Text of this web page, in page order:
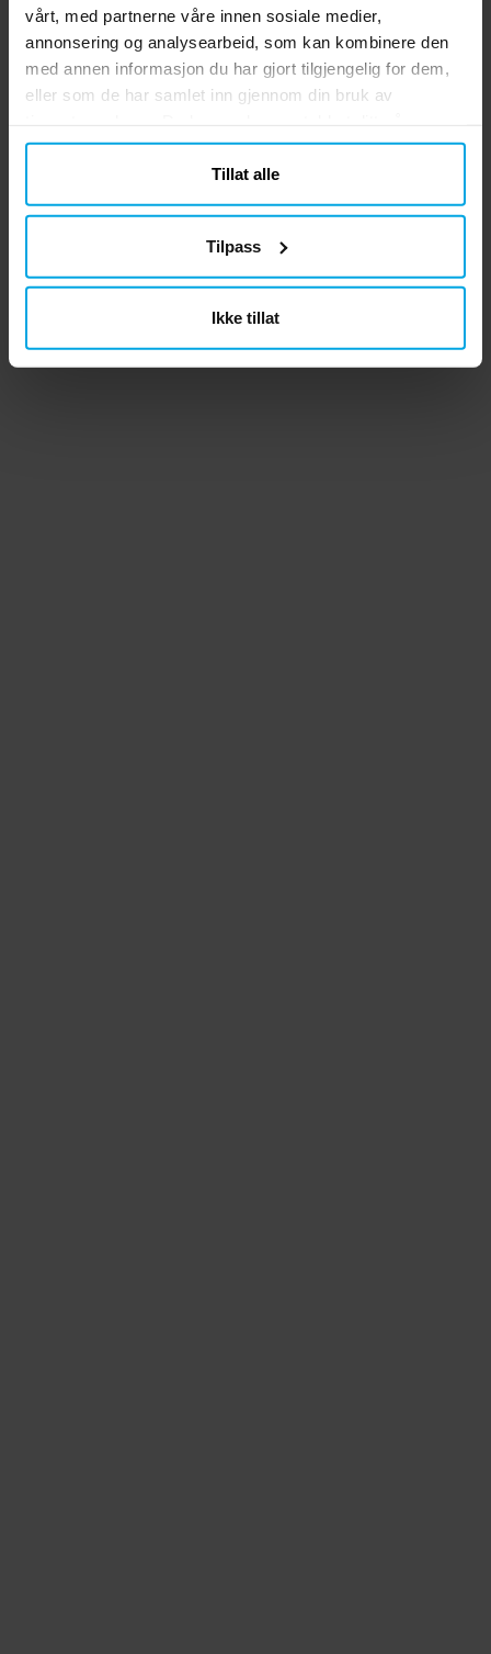
vårt, med partnerne våre innen sosiale medier,
annonsering og analysearbeid, som kan kombinere den
med annen informasjon du har gjort tilgjengelig for dem,
eller som de har samlet inn gjennom din bruk av
helst.
Tillat alle
Tilpass
Ikke tillat